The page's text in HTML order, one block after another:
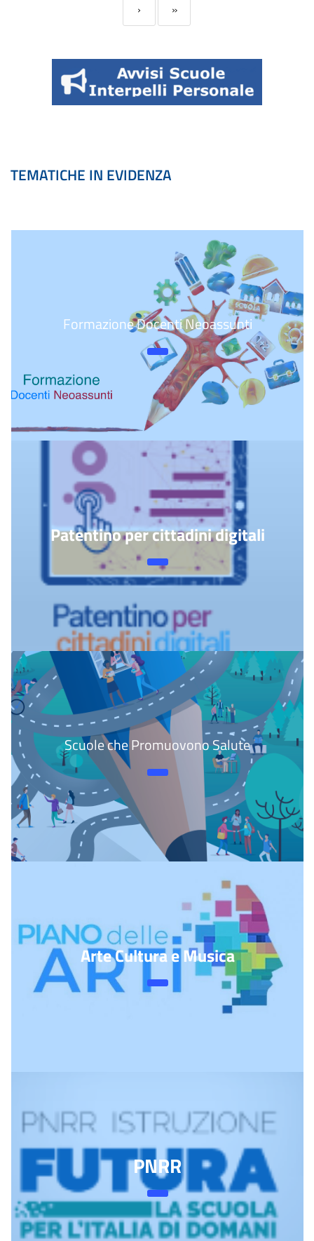
› »
TEMATICHE IN EVIDENZA
Formazione Docenti Neoassunti
Patentino per cittadini digitali
Scuole che Promuovono Salute
Arte Cultura e Musica
PNRR